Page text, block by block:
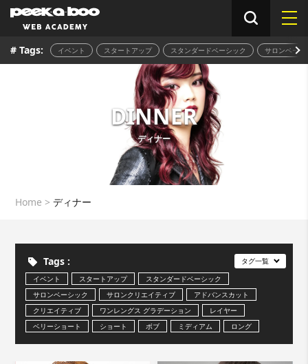
# Tags: イベント スタートアップ スタンダードベーシック サロンベーシ
DINNER
ディナー
Home >ディナー
Tags :
イベント スタートアップ
スタンダードベーシック
サロンベーシック
サロンクリエイティブ
アドバンスカット
クリエイティブ
ワンレングス グラデーション
レイヤー
ベリーショート
ショート ボブ ミディアム
ロング
カラー
パーマ ブロー スタイリング
タグ一覧